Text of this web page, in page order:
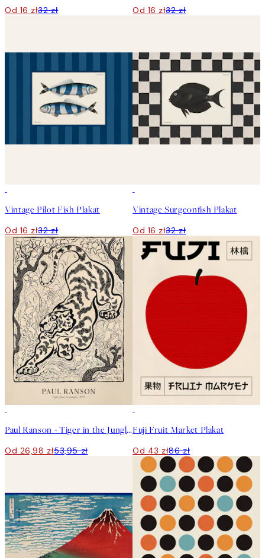
Od 16 zł32 zł Od 16 zł32 zł
Vintage Pilot Fish Plakat
Od 16 zł32 zł
Vintage Surgeonfish Plakat
Od 16 zł32 zł
Paul Ranson - Tiger in the Jungle Plakat
Od 26,98 zł53,95 zł
Fuji Fruit Market Plakat
Od 43 zł86 zł